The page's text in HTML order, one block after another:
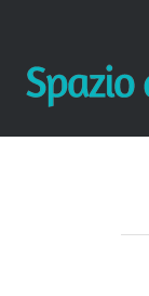
content